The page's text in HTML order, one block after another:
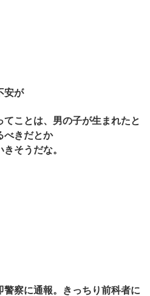
安が
ことは、男の子が生まれたと
べきだとか
そうだな。
察に通報。きっちり前科者に